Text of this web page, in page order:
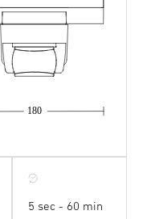
180
5 sec - 60 min